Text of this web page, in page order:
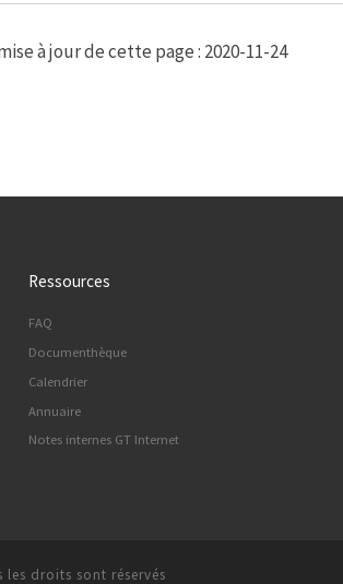
à jour de cette page : 2020-11-24
Ressources
FAQ
Documenthèque
Calendrier
Annuaire
Notes internes GT Internet
les droits sont réservés